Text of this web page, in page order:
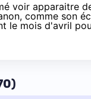
voir apparaitre
comme son
le mois d'avril